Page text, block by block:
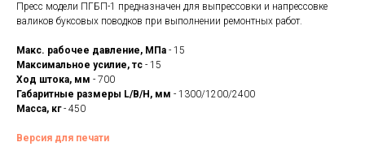
Пресс модели ПГБП-1 предназначен для выпрессовки и напрессовке
валиков буксовых поводков при выполнении ремонтных работ.
Макс. рабочее давление, МПа - 15
Максимальное усилие, тс - 15
Ход штока, мм - 700
Габаритные размеры L/B/H, мм - 1300/1200/2400
Масса, кг- 450
Версия для печати